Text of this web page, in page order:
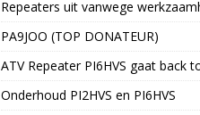
Repeaters uit vanwege
PA9JOO (TOP DONATEUR)
ATV Repeater PI6HVS gaat back
Onderhoud PI2HVS en PI6HVS